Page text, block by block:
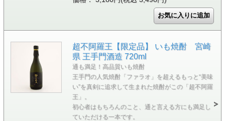
超不阿羅王【限定品】 いも焼酎 宮崎
県 王手門酒造 720ml
通も満足！高品質いも焼酎
王手門の人気焼酎「ファラオ」を超えるもっと“美味
い”を真剣に追求して生まれた焼酎がこの「超不阿羅
王」。
初心者はもちろんのこと、通と言える方にも満足し
ていただける一本です。